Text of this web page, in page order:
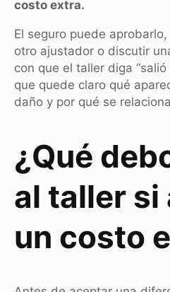
costo extra.
El seguro puede
otro ajustador o discutir
con que el taller diga “salió
que quede claro qué
daño y por qué se
¿Qué
al taller si
un costo